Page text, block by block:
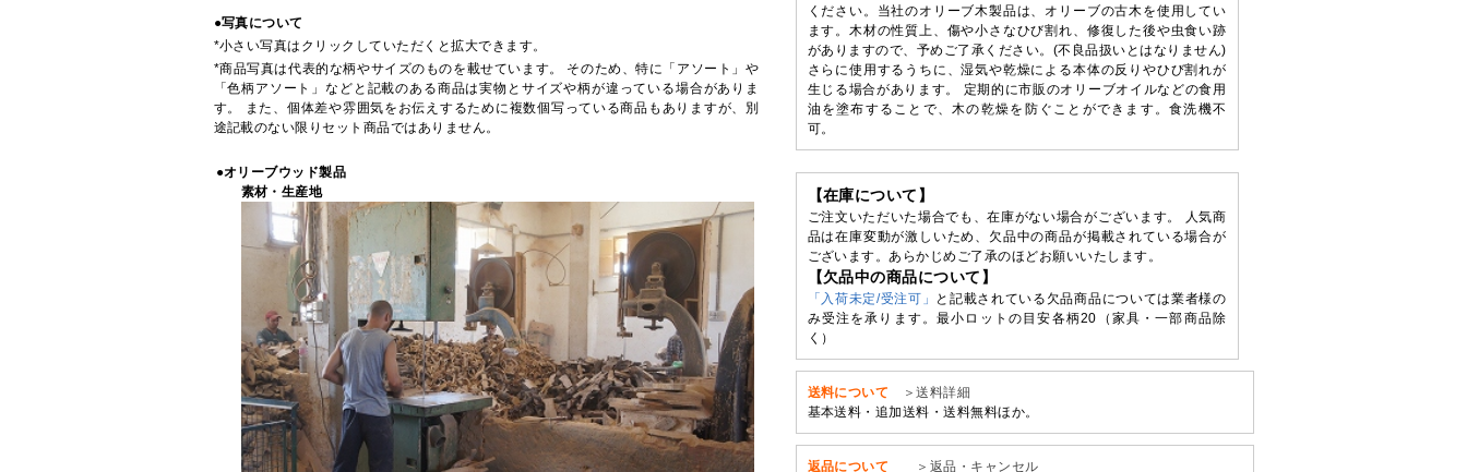
●写真について
*小さい写真はクリックしていただくと拡大できます。
*商品写真は代表的な柄やサイズのものを載せています。 そのため、特に「アソート」や
「色柄アソート」などと記載のある商品は実物とサイズや柄が違っている場合がありま
す。 また、個体差や雰囲気をお伝えするために複数個写っている商品もありますが、別
途記載のない限りセット商品ではありません。
●オリーブウッド製品
素材・生産地
ください。当社のオリーブ木製品は、オリーブの古木を使用してい
ます。木材の性質上、傷や小さなひび割れ、修復した後や虫食い跡
がありますので、予めご了承ください。(不良品扱いとはなりません)
さらに使用するうちに、湿気や乾燥による本体の反りやひび割れが
生じる場合があります。 定期的に市販のオリーブオイルなどの食用
油を塗布することで、木の乾燥を防ぐことができます。食洗機不
可。
【在庫について】
ご注文いただいた場合でも、在庫がない場合がございます。 人気商
品は在庫変動が激しいため、欠品中の商品が掲載されている場合が
ございます。あらかじめご了承のほどお願いいたします。
【欠品中の商品について】
「入荷未定/受注可」
と記載されている欠品商品については業者様の
み受注を承ります。最小ロットの目安各柄20（家具・一部商品除
く）
送料について
＞送料詳細
基本送料・追加送料・送料無料ほか。
返品について ＞返品・キャンセル